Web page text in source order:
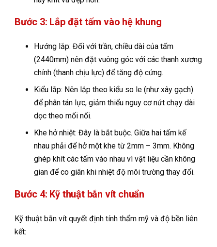
Bước 3: Lắp đặt tấm vào hệ khung
Hướng lắp: Đối với trần, chiều dài của tấm
(2440mm) nên đặt vuông góc với các thanh xương
chính (thanh chịu lực) để tăng độ cứng.
Kiểu lắp: Nên lắp theo kiểu so le (như xây gạch)
để phân tán lực, giảm thiểu nguy cơ nứt chạy dài
dọc theo mối nối.
Khe hở nhiệt: Đây là bắt buộc. Giữa hai tấm kế
nhau phải để hở một khe từ 2mm – 3mm. Không
ghép khít các tấm vào nhau vì vật liệu cần không
gian để co giãn khi nhiệt độ môi trường thay đổi.
Bước 4: Kỹ thuật bắn vít chuẩn
Kỹ thuật bắn vít quyết định tính thẩm mỹ và độ bền liên
kết: